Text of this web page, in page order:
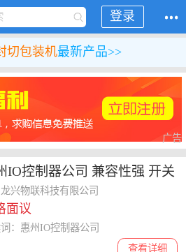
登录
切包装机最新产品>>
广告
IO控制器公司 兼容性强 开关
块
兴物联科技有限公司
面议
查看详细
：惠州IO控制器公司